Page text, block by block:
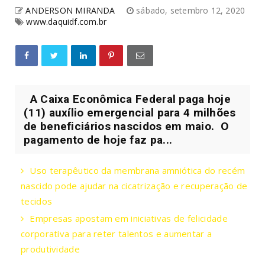
ANDERSON MIRANDA
sábado, setembro 12, 2020
www.daquidf.com.br
A Caixa Econômica Federal paga hoje
(11) auxílio emergencial para 4 milhões
de beneficiários nascidos em maio. O
pagamento de hoje faz pa...
Uso terapêutico da membrana amniótica do recém
nascido pode ajudar na cicatrização e recuperação de
tecidos
Empresas apostam em iniciativas de felicidade
corporativa para reter talentos e aumentar a
produtividade